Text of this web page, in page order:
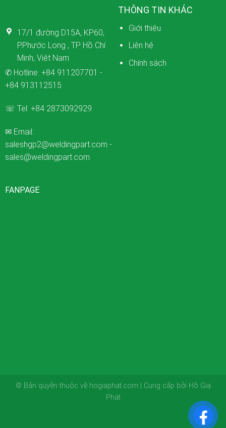
17/1 đường D15A, KP60,
P.Phước Long , TP Hồ Chí
Minh, Việt Nam
✆ Hotline: +84 911207701 -
+84 913112515
☏ Tel: +84 2873092929
✉ Email:
saleshgp2@weldingpart.com -
sales@weldingpart.com
THÔNG TIN KHÁC
Giới thiệu
Liên hệ
Chính sách
FANPAGE
© Bản quyền thuộc về hogiaphat.com | Cung cấp bởi Hồ Gia
Phát